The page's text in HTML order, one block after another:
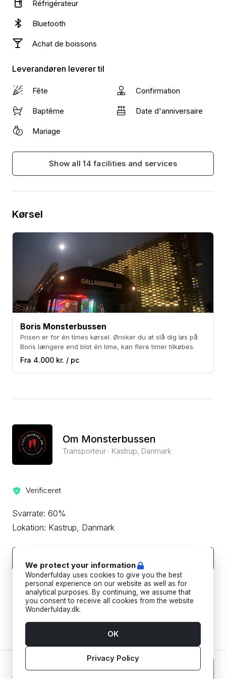
Réfrigérateur
Bluetooth
Achat de boissons
Leverandøren leverer til
Fête Confirmation
Baptême Date d'anniversaire
Mariage
Show all 14 facilities and services
Kørsel
Boris Monsterbussen
Prisen er for én times kørsel. Ønsker du at slå dig løs på
Boris længere end blot én time, kan flere timer tilkøbes.
Fra 4.000 kr. / pc
Om Monsterbussen
Transporteur · Kastrup, Danmark
Verificeret
Svarrate: 60%
Lokation: Kastrup, Danmark
Beskyt din betaling ved aldrig at overføre eller kommunikere
uden for Wonderfulday's hjemmeside eller app.
Forudbetalings- og afbestillingspolitik
Tilføj datoer for at se forudbetalings- og
afbestillingspoltikken for din reservation.
Vælg dato Fortsæt
We protect your information
Wonderfulday uses cookies to give you the best
personal experience on our website as well as for
analytical purposes. By continuing, we assume that
you consent to receive all cookies from the website
Wonderfulday.dk.
Privacy Policy
OK